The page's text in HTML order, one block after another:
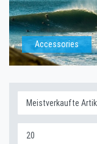
Accessories